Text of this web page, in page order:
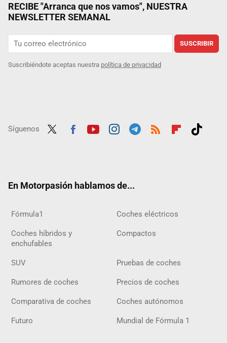
RECIBE "Arranca que nos vamos", NUESTRA
NEWSLETTER SEMANAL
SUSCRIBIR
Suscribiéndote aceptas nuestra política de privacidad
Síguenos
En Motorpasión hablamos de...
Fórmula1 Coches eléctricos
Coches híbridos y
enchufables
Compactos
SUV Pruebas de coches
Rumores de coches Precios de coches
Comparativa de coches Coches autónomos
Futuro Mundial de Fórmula 1